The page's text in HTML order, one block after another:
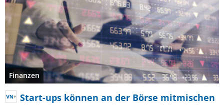
Finanzen
Start-ups können an der Börse mitmischen